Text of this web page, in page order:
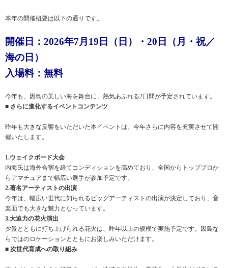
本年の開催概要は以下の通りです。
開催日：2026年7月19日（日）・20日（月・祝／
海の日）
入場料：無料
今年も、因島の美しい海を舞台に、熱気あふれる2日間が予定されています。
■ さらに進化するイベントコンテンツ
昨年も大きな反響をいただいた本イベントは、今年さらに内容を充実させて開
催いたします。
1.ウェイクボード大会
内海氏は海外合宿を経てコンディションを高めており、全国からトッププロか
らアマチュアまで幅広い選手が参加予定です。
2.著名アーティストの出演
今年は、幅広い世代に知られるビッグアーティストの出演が決定しており、音
楽面でも大きな魅力となっています。
3.大迫力の花火演出
夕景とともに打ち上げられる花火は、昨年以上の規模で実施予定です。因島な
らではのロケーションとともにお楽しみいただけます。
■ 次世代育成への取り組み